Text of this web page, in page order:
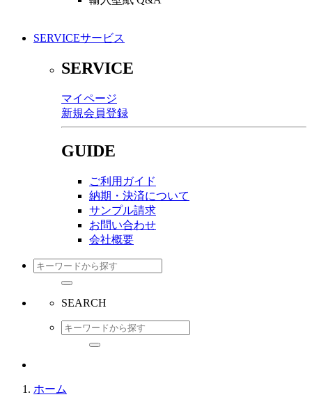
SERVICEサービス
SERVICE
マイページ
新規会員登録
GUIDE
ご利用ガイド
納期・決済について
サンプル請求
お問い合わせ
会社概要
SEARCH
ホーム